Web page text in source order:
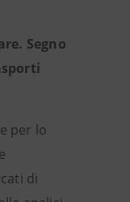
Segno
per lo
di